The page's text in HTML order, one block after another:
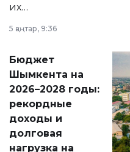
их
принести
народу
Венесуэлы.
5 қаңтар, 9:36
Бюджет
Шымкента на
2026–2028 годы:
рекордные
доходы и
долговая
нагрузка на